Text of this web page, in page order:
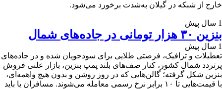
خارج از شبکه در گیلان به‌شدت برخورد می‌شود.
1 سال پیش
بنزین ۳۰ هزار تومانی در جاده‌های شمال
1 سال پیش
تعطیلات و ترافیک، فرصتی طلایی برای سودجویان شده و در جاده‌های
پرتردد شمال کشور، کنار صف‌های بلند پمپ بنزین، بازار علنی فروش
بنزین شکل گرفته؛ گالن‌هایی که در روز روشن و بدون هیچ واهمه‌ای،
با قیمت‌هایی تا ۱۰ برابر نرخ رسمی معامله می‌شوند. مسافران یا باید